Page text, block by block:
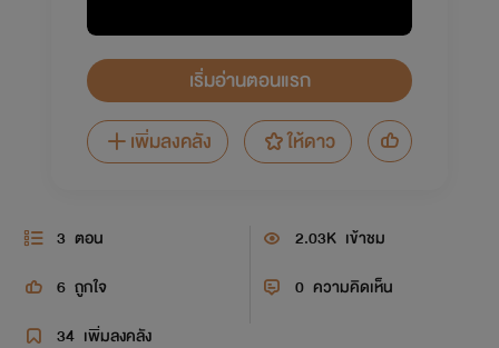
เริ่มอ่านตอนแรก
เพิ่มลงคลัง
ให้ดาว
3 ตอน 2.03K เข้าชม
6 ถูกใจ 0 ความคิดเห็น
34 เพิ่มลงคลัง